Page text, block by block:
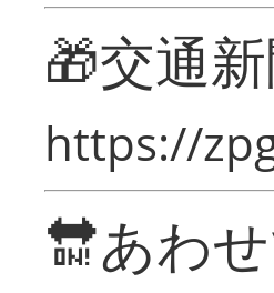
🎁交通
https://
🔛あわ